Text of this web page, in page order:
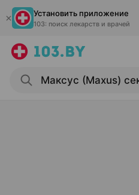
Установить приложение
103: поиск лекарств и врачей